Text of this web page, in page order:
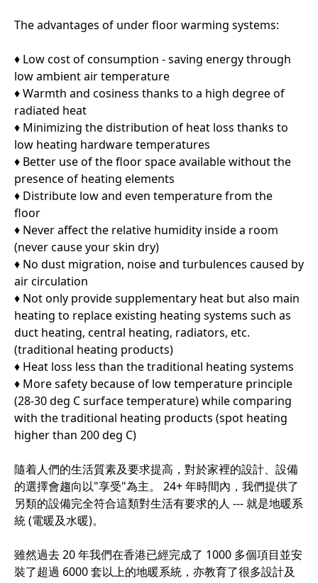
The advantages of under floor warming systems:
♦ Low cost of consumption - saving energy through
low ambient air temperature
♦ Warmth and cosiness thanks to a high degree of
radiated heat
♦ Minimizing the distribution of heat loss thanks to
low heating hardware temperatures
♦ Better use of the floor space available without the
presence of heating elements
♦ Distribute low and even temperature from the
floor
♦ Never affect the relative humidity inside a room
(never cause your skin dry)
♦ No dust migration, noise and turbulences caused by
air circulation
♦ Not only provide supplementary heat but also main
heating to replace existing heating systems such as
duct heating, central heating, radiators, etc.
(traditional heating products)
♦ Heat loss less than the traditional heating systems
♦ More safety because of low temperature principle
(28-30 deg C surface temperature) while comparing
with the traditional heating products (spot heating
higher than 200 deg C)
隨着人們的生活質素及要求提高，對於家裡的設計、設備
的選擇會趨向以"享受"為主。 24+ 年時間內，我們提供了
另類的設備完全符合這類對生活有要求的人 --- 就是地暖系
統 (電暖及水暖)。
雖然過去 20 年我們在香港已經完成了 1000 多個項目並安
裝了超過 6000 套以上的地暖系統，亦教育了很多設計及